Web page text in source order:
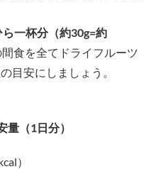
一杯分（約30g=約
食を全てドライフルーツ
目安にしましょう。
（1日分）
）